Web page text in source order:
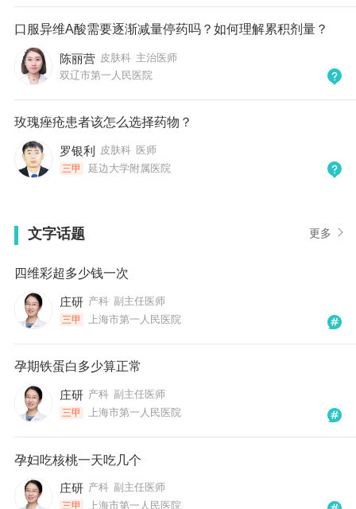
口服异维A酸需要逐渐减量停药吗？如何理解累积剂量？
陈丽营 皮肤科 主治医师
双辽市第一人民医院
玫瑰痤疮患者该怎么选择药物？
罗银利 皮肤科 医师
三甲 延边大学附属医院
文字话题 更多
四维彩超多少钱一次
庄研 产科 副主任医师
三甲 上海市第一人民医院
孕期铁蛋白多少算正常
庄研 产科 副主任医师
三甲 上海市第一人民医院
孕妇吃核桃一天吃几个
庄研 产科 副主任医师
三甲 上海市第一人民医院